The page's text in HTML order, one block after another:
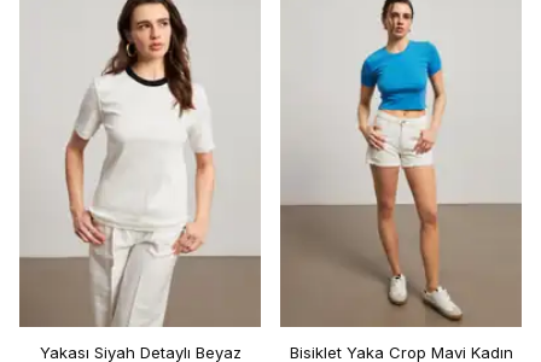
Yakası Siyah Detaylı Beyaz
Bisiklet Yaka Crop Mavi Kadın